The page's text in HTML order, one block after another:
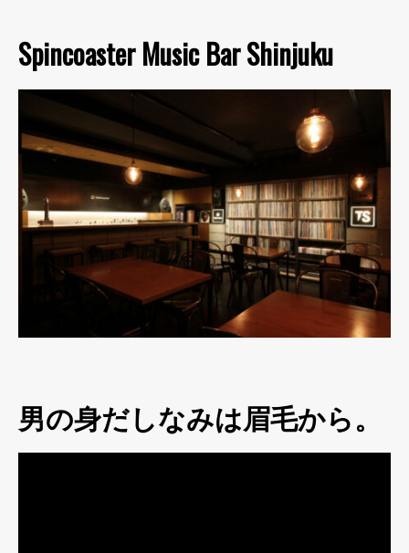
Spincoaster Music Bar Shinjuku
男の身だしなみは眉毛から。